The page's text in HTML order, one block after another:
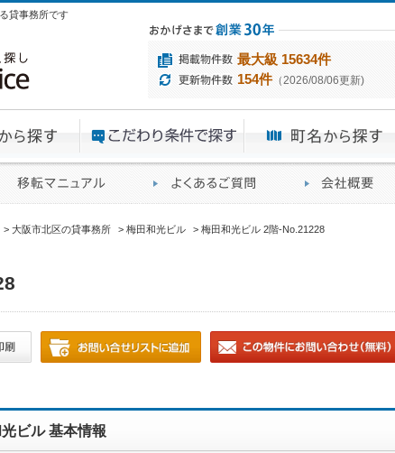
貸事務所です
最大級 15634件
154件（2026/08/06更新)
大阪市北区の貸事務所 梅田和光ビル 梅田和光ビル 2階-No.21228
ビル 基本情報